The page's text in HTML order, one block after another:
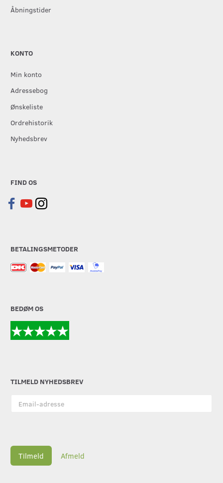
Åbningstider
KONTO
Min konto
Adressebog
Ønskeliste
Ordrehistorik
Nyhedsbrev
FIND OS
BETALINGSMETODER
BEDØM OS
TILMELD NYHEDSBREV
adresse
Tilmeld Afmeld